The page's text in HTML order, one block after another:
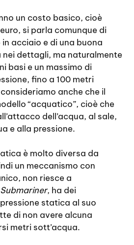
un costo basico, cioè
si parla comunque di
acciaio e di una buona
dettagli, ma naturalmente
basi e un massimo di
fino a 100 metri
anche che il
“acquatico”, cioè che
dell’acqua, al sale,
e alla pressione.
è molto diversa da
un meccanismo con
non riesce a
Submariner, ha dei
statica al suo
di non avere alcuna
metri sott’acqua.